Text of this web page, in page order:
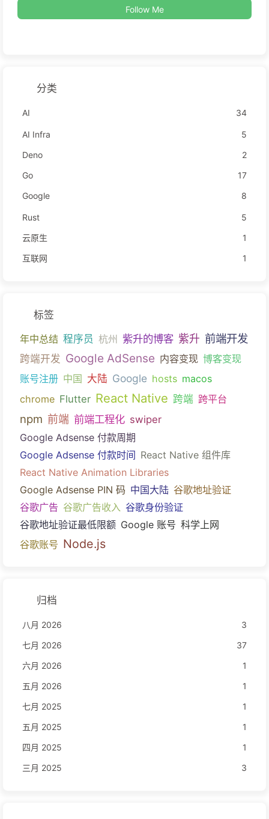
Follow Me
分类
AI 34
AI Infra
5
Deno
2
Go
17
Google
8
Rust
5
云原生
1
互联网
1
标签
年中总结 程序员 杭州 紫升的博客 紫升 前端开发
跨端开发 Google AdSense 内容变现 博客变现
账号注册 中国 大陆 Google hosts macos
chrome Flutter React Native 跨端 跨平台
npm 前端 前端工程化 swiper
Google Adsense 付款周期
Google Adsense 付款时间 React Native 组件库
React Native Animation Libraries
Google Adsense PIN 码 中国大陆 谷歌地址验证
谷歌广告 谷歌广告收入 谷歌身份验证
谷歌地址验证最低限额 Google 账号 科学上网
谷歌账号 Node.js
归档
八月 2026
3
七月 2026
37
六月 2026
1
五月 2026
1
七月 2025
1
五月 2025
1
四月 2025
1
三月 2025
3